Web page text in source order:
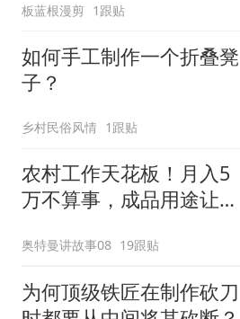
板蓝根漫剪 1跟贴
如何手工制作一个折叠凳
子？
乡村民俗风情 1跟贴
农村工作天花板！月入5
万不算事，成品用途让多
奥特曼讲故事08 19跟贴
为何顶级铁匠在制作砍刀